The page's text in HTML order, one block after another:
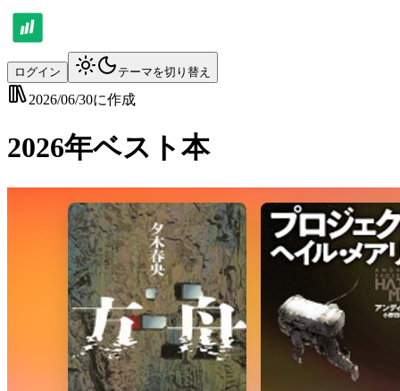
ログイン テーマを切り替え
2026/06/30に作成
2026年ベスト本